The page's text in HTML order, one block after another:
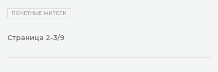
ПОЧЕТНЫЕ ЖИТЕЛИ
Страница 2-3/9